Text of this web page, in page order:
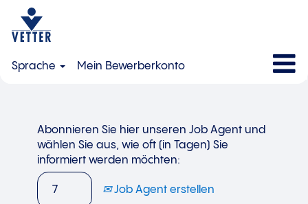
Sprache Mein Bewerberkonto
Abonnieren Sie hier unseren Job Agent und
wählen Sie aus, wie oft (in Tagen) Sie
informiert werden möchten:
Job Agent erstellen